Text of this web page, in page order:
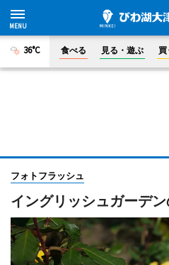
36°C 食べる 見る・遊ぶ 買
フォトフラッシュ
イングリッシュガーデ